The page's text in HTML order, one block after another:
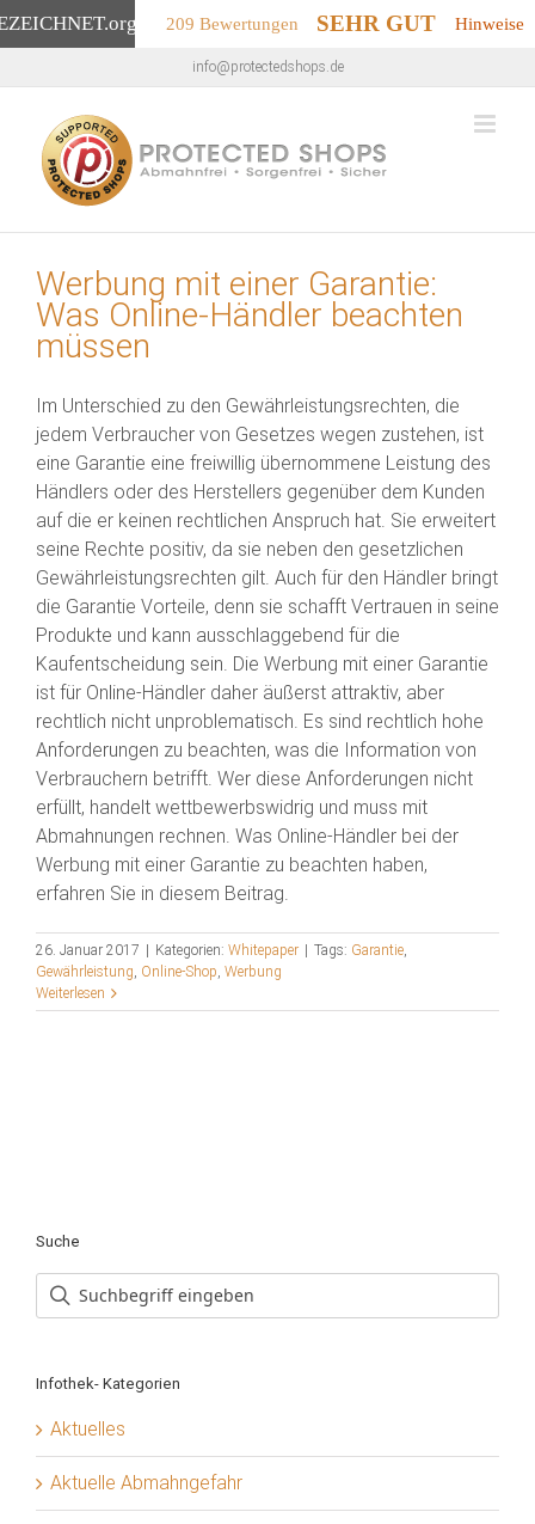
.org 209 Bewertungen SEHR GUT Hinweise
Inhalt
springen
info@protectedshops.de
Werbung mit einer Garantie:
Was Online-Händler beachten
müssen
Im Unterschied zu den Gewährleistungsrechten, die
jedem Verbraucher von Gesetzes wegen zustehen, ist
eine Garantie eine freiwillig übernommene Leistung des
Händlers oder des Herstellers gegenüber dem Kunden
auf die er keinen rechtlichen Anspruch hat. Sie erweitert
seine Rechte positiv, da sie neben den gesetzlichen
Gewährleistungsrechten gilt. Auch für den Händler bringt
die Garantie Vorteile, denn sie schafft Vertrauen in seine
Produkte und kann ausschlaggebend für die
Kaufentscheidung sein. Die Werbung mit einer Garantie
ist für Online-Händler daher äußerst attraktiv, aber
rechtlich nicht unproblematisch. Es sind rechtlich hohe
Anforderungen zu beachten, was die Information von
Verbrauchern betrifft. Wer diese Anforderungen nicht
erfüllt, handelt wettbewerbswidrig und muss mit
Abmahnungen rechnen. Was Online-Händler bei der
Werbung mit einer Garantie zu beachten haben,
erfahren Sie in diesem Beitrag.
26. Januar 2017 Kategorien: Whitepaper Tags: Garantie,
Gewährleistung, Online-Shop, Werbung
Weiterlesen
Suche
Infothek- Kategorien
Aktuelles
Aktuelle Abmahngefahr